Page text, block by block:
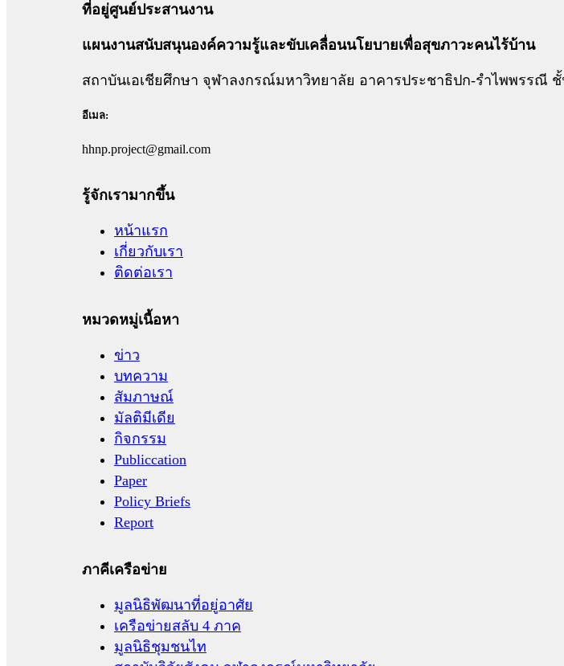
ที่อยู่ศูนย์ประสานงาน
แผนงานสนับสนุนองค์ความรู้และขับเคลื่อนนโยบายเพื่อสุขภาวะคนไร้บ้าน
สถาบันเอเชียศึกษา จุฬาลงกรณ์มหาวิทยาลัย อาคารประชาธิปก-รำไพพรรณี
อีเมล:
hhnp.project@gmail.com
รู้จักเรามากขึ้น
หน้าแรก
เกี่ยวกับเรา
ติดต่อเรา
หมวดหมู่เนื้อหา
ข่าว
บทความ
สัมภาษณ์
มัลติมีเดีย
กิจกรรม
Publiccation
Paper
Policy Briefs
Report
ภาคีเครือข่าย
มูลนิธิพัฒนาที่อยู่อาศัย
เครือข่ายสลับ 4 ภาค
มูลนิธิชุมชนไท